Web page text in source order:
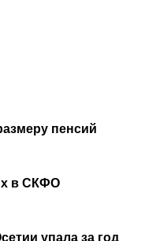
пенсий
в СКФО
упала за год